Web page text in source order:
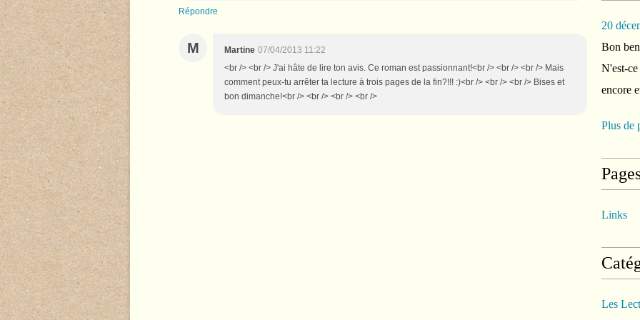
Répondre
M Martine 07/04/2013 11:22
<br /> <br /> J'ai hâte de lire ton avis. Ce roman est passionnant!<br /> <br /> <br /> Mais
comment peux-tu arrêter ta lecture à trois pages de la fin?!!! :)<br /> <br /> <br /> Bises et
bon dimanche!<br /> <br /> <br /> <br />
20
Bon
N'est-
encore
Plus de
Links
Les